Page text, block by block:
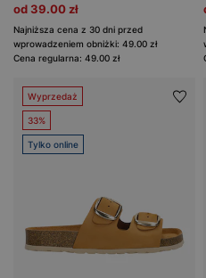
od 39.00 zł
Najniższa cena z 30 dni przed
wprowadzeniem obniżki: 49.00 zł
Cena regularna: 49.00 zł
Wyprzedaż
33%
Tylko online